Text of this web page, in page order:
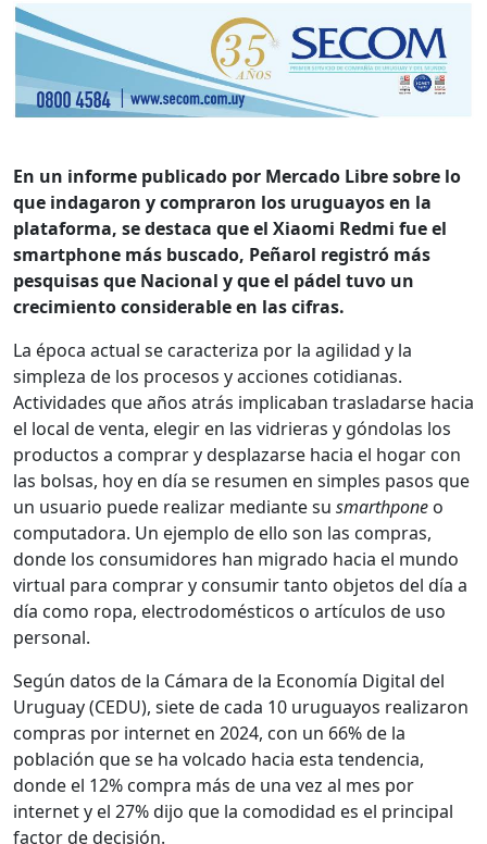
En un informe publicado por Mercado Libre sobre lo
que indagaron y compraron los uruguayos en la
plataforma, se destaca que el Xiaomi Redmi fue el
smartphone más buscado, Peñarol registró más
pesquisas que Nacional y que el pádel tuvo un
crecimiento considerable en las cifras.
La época actual se caracteriza por la agilidad y la
simpleza de los procesos y acciones cotidianas.
Actividades que años atrás implicaban trasladarse hacia
el local de venta, elegir en las vidrieras y góndolas los
productos a comprar y desplazarse hacia el hogar con
las bolsas, hoy en día se resumen en simples pasos que
un usuario puede realizar mediante su smarthpone o
computadora. Un ejemplo de ello son las compras,
donde los consumidores han migrado hacia el mundo
virtual para comprar y consumir tanto objetos del día a
día como ropa, electrodomésticos o artículos de uso
personal.
Según datos de la Cámara de la Economía Digital del
Uruguay (CEDU), siete de cada 10 uruguayos realizaron
compras por internet en 2024, con un 66% de la
población que se ha volcado hacia esta tendencia,
donde el 12% compra más de una vez al mes por
internet y el 27% dijo que la comodidad es el principal
factor de decisión.